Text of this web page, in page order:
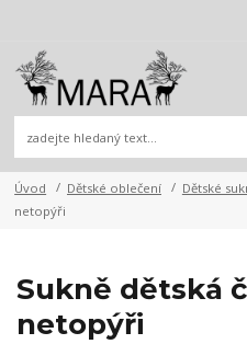
Úvod Dětské oblečení Dětské
netopýři
Sukně dětská
netopýři